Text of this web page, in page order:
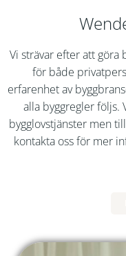
Vi strävar efter att göra
för både
erfarenhet av
alla byggregler
bygglovstjänster men
kontakta oss för mer